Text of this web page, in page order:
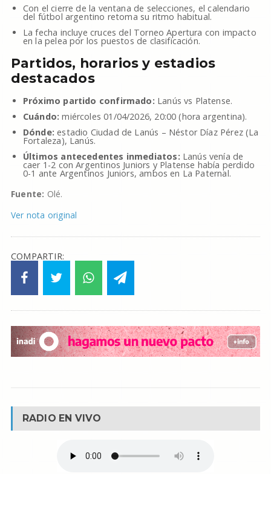
Con el cierre de la ventana de selecciones, el calendario
del fútbol argentino retoma su ritmo habitual.
La fecha incluye cruces del Torneo Apertura con impacto
en la pelea por los puestos de clasificación.
Partidos, horarios y estadios
destacados
Próximo partido confirmado: Lanús vs Platense.
Cuándo: miércoles 01/04/2026, 20:00 (hora argentina).
Dónde: estadio Ciudad de Lanús – Néstor Díaz Pérez (La
Fortaleza), Lanús.
Últimos antecedentes inmediatos: Lanús venía de
caer 1-2 con Argentinos Juniors y Platense había perdido
0-1 ante Argentinos Juniors, ambos en La Paternal.
Fuente: Olé.
Ver nota original
COMPARTIR:
RADIO EN VIVO